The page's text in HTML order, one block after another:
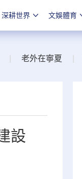
深耕世界 文娛體育
老外在寧夏
設